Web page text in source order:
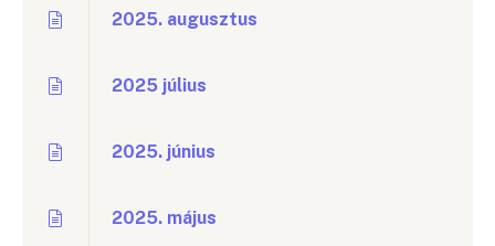
2025. augusztus
2025 július
2025. június
2025. május